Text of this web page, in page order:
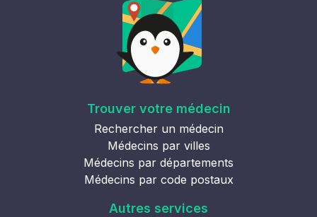
Trouver votre médecin
Rechercher un médecin
Médecins par villes
Médecins par départements
Médecins par code postaux
Autres services